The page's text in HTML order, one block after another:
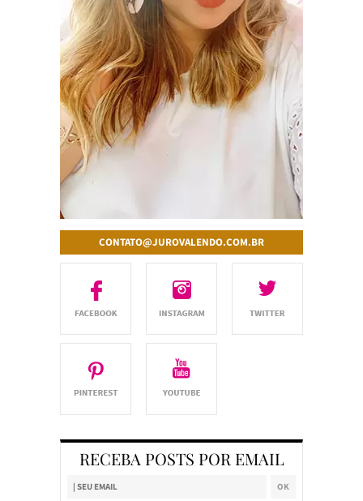
CONTATO@JUROVALENDO.COM.BR
RECEBA POSTS POR EMAIL